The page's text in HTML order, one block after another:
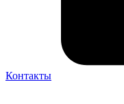
Контакты